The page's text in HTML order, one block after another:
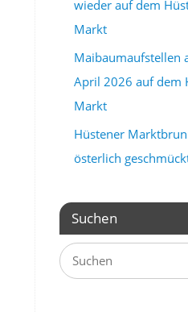
wieder auf dem
Markt
Maibaumaufstellen
April 2026 auf dem
Markt
Hüstener
österlich
Suchen